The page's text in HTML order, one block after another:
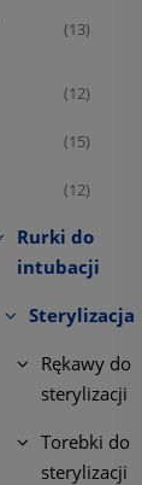
(13)
(12)
(15)
(12)
Rurki do
intubacji
Sterylizacja
Rękawy do
sterylizacji
Torebki do
sterylizacji